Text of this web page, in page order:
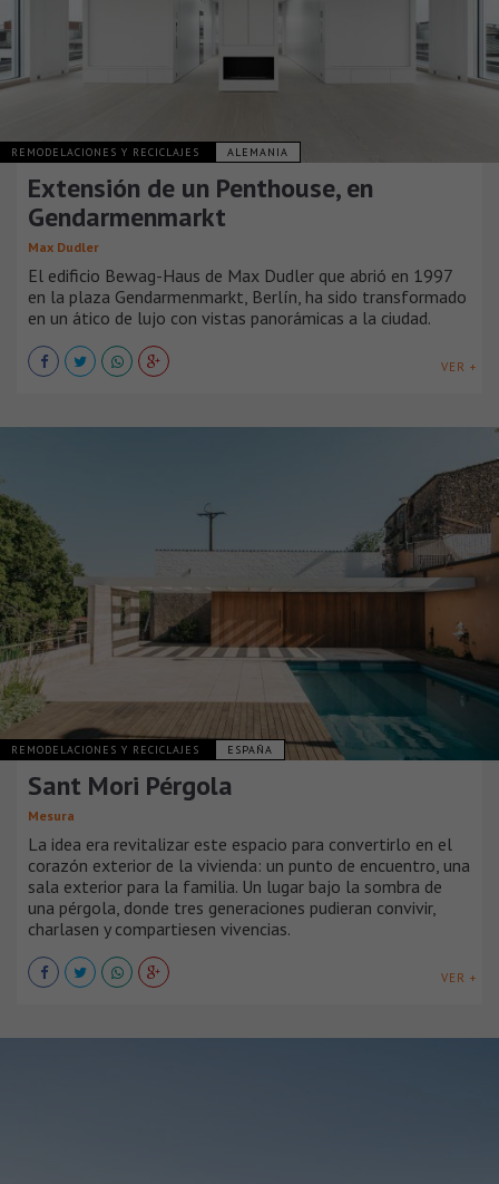
REMODELACIONES Y RECICLAJES ALEMANIA
Extensión de un Penthouse, en
Gendarmenmarkt
Max Dudler
El edificio Bewag-Haus de Max Dudler que abrió en 1997
en la plaza Gendarmenmarkt, Berlín, ha sido transformado
en un ático de lujo con vistas panorámicas a la ciudad.
VER +
REMODELACIONES Y RECICLAJES ESPAÑA
Sant Mori Pérgola
Mesura
La idea era revitalizar este espacio para convertirlo en el
corazón exterior de la vivienda: un punto de encuentro, una
sala exterior para la familia. Un lugar bajo la sombra de
una pérgola, donde tres generaciones pudieran convivir,
charlasen y compartiesen vivencias.
VER +